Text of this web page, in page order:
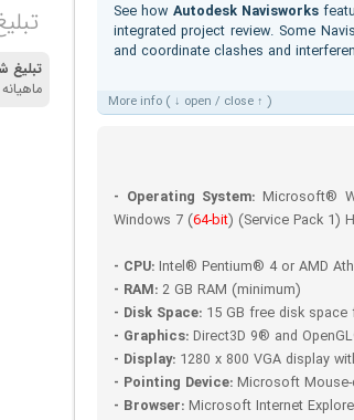
See how Autodesk Navisworks
integrated project review. Some
and coordinate clashes and
More info ( ↓ open / close ↑ )
- Operating System:Microsoft®
Windows 7 (64-bit) (Service Pack 1)
- CPU: Intel® Pentium® 4 or AMD
- RAM: 2 GB RAM (minimum)
- Disk Space: 15 GB free disk
- Graphics: Direct3D 9® and
- Display: 1280 x 800 VGA display
- Pointing Device: Microsoft
- Browser: Microsoft Internet
تبلیغ
ماهیانه با